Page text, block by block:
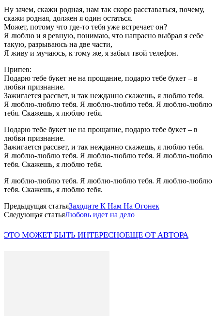
Ну зачем, скажи родная, нам так скоро расставаться, почему,
скажи родная, должен я один остаться.
Может, потому что где-то тебя уже встречает он?
Я люблю и я ревную, понимаю, что напрасно выбрал я себе
такую, разрываюсь на две части,
Я живу и мучаюсь, к тому же, я забыл твой телефон.
Припев:
Подарю тебе букет не на прощание, подарю тебе букет – в
любви признание.
Зажигается рассвет, и так нежданно скажешь, я люблю тебя.
Я люблю-люблю тебя. Я люблю-люблю тебя. Я люблю-люблю
тебя. Скажешь, я люблю тебя.
Подарю тебе букет не на прощание, подарю тебе букет – в
любви признание.
Зажигается рассвет, и так нежданно скажешь, я люблю тебя.
Я люблю-люблю тебя. Я люблю-люблю тебя. Я люблю-люблю
тебя. Скажешь, я люблю тебя.
Я люблю-люблю тебя. Я люблю-люблю тебя. Я люблю-люблю
тебя. Скажешь, я люблю тебя.
Предыдущая статьяЗаходите К Нам На Огонек
Следующая статьяЛюбовь идет на дело
ЭТО МОЖЕТ БЫТЬ ИНТЕРЕСНОЕЩЕ ОТ АВТОРА